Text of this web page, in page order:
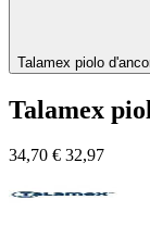
Talamex
34,70 € 32,97